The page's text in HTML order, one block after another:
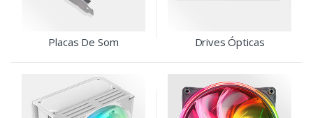
Placas De Som Drives Ópticas